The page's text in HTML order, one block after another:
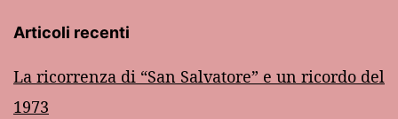
Articoli recenti
La ricorrenza di “San Salvatore” e un ricordo del
1973